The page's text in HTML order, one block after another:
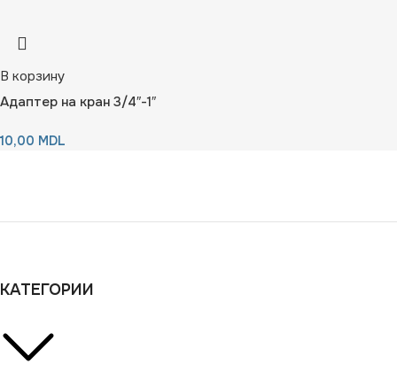
В корзину
Адаптер на кран 3/4″-1″
10,00 MDL
КАТЕГОРИИ